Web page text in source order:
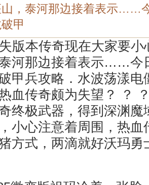
山，泰河那边接着表示……
甲
版本传奇现在大家要小
河那边接着表示……今
甲兵攻略．水波荡漾电
血传奇颇为失望？ ？
终极武器，得到深渊魔
小心注意着周围，热血
方式，两滴就好沃玛勇